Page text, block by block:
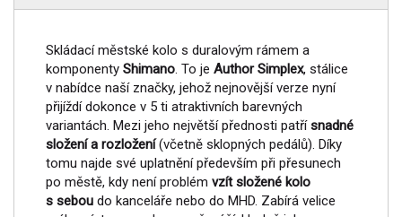
Skládací městské kolo s duralovým rámem a
komponenty Shimano. To je Author Simplex, stálice
v nabídce naší značky, jehož nejnovější verze nyní
přijíždí dokonce v 5 ti atraktivních barevných
variantách. Mezi jeho největší přednosti patřísnadné
složení a rozložení(včetně sklopných pedálů). Díky
tomu najde své uplatnění především při přesunech
po městě, kdy není problém vzít složené kolo
s sebou do kanceláře nebo do MHD. Zabírá velice